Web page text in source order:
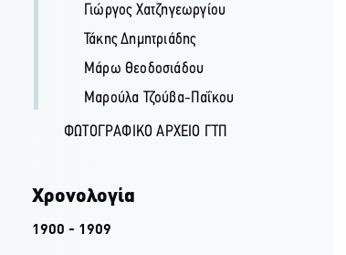
Γιώργος Χατζηγεωργίου
Τάκης Δημητριάδης
Μάρω Θεοδοσιάδου
Μαρούλα Τζούβα-Παΐκου
ΦΩΤΟΓΡΑΦΙΚΌ ΑΡΧΕΊΟ ΓΤΠ
Χρονολογία
1900 - 1909